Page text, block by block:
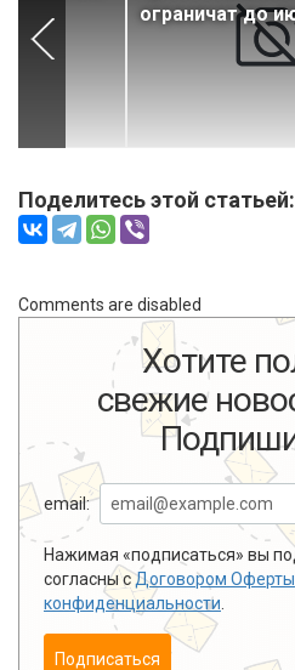
ограничат до
Поделитесь этой статьей:
Comments are disabled
Хотите
свежие
email:
Нажимая «подписаться» вы
согласны сДоговором Оферты
конфиденциальности
Подписаться